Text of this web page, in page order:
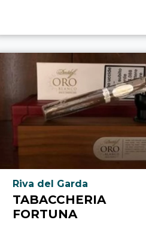
Località punto di interesse
Riva del Garda
TABACCHERIA
FORTUNA